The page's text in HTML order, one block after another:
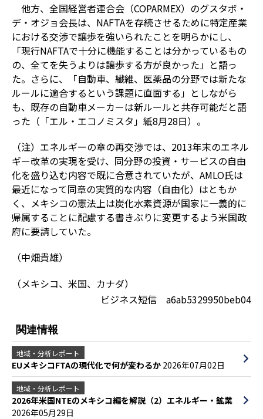
他方、全国経営者連合会（COPARMEX）のグスタボ・
デ・オジョ会長は、NAFTAを存続させるために特定産業
における交渉で譲歩を強いられたことを明らかにし、
「現行NAFTAで十分に機能することは分かっているもの
の、全てを失うよりは譲歩する方が良かった」と語っ
た。さらに、「自動車、繊維、医薬品の分野では新たな
ルールに適合するという課題に直面する」としながら
も、既存の自動車メーカーは新ルールと共存可能だと語
った（「エル・エコノミスタ」紙8月28日）。
（注）エネルギーの章の再交渉では、2013年末のエネル
ギー改革の実現を受け、同分野の投資・サービスの自由
化を盛り込む内容で既に合意されていたが、AMLO氏は
最近になって同章の実質的な内容（自由化）はともか
く、メキシコの憲法上は炭化水素資源が国家に一義的に
帰属することに配慮する書きぶりに変更するよう米国政
府に要請していた。
（中畑貴雄）
（メキシコ、米国、カナダ）
ビジネス短信 a6ab5329950beb04
関連情報
地域・分析レポート
EUメキシコFTAの現代化で何が変わるか 2026年07月02日
地域・分析レポート
2026年米国NTEのメキシコ編を解説（2）エネルギー・鉱業
2026年05月29日